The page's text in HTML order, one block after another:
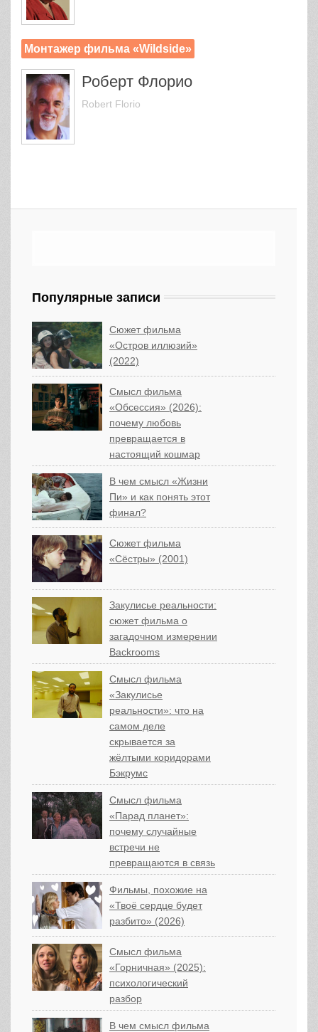
Монтажер фильма «Wildside»
Роберт Флорио
Robert Florio
Популярные записи
Сюжет фильма
«Остров иллюзий»
(2022)
Смысл фильма
«Обсессия» (2026):
почему любовь
превращается в
настоящий кошмар
В чем смысл «Жизни
Пи» и как понять этот
финал?
Сюжет фильма
«Сёстры» (2001)
Закулисье реальности:
сюжет фильма о
загадочном измерении
Backrooms
Смысл фильма
«Закулисье
реальности»: что на
самом деле
скрывается за
жёлтыми коридорами
Бэкрумс
Смысл фильма
«Парад планет»:
почему случайные
встречи не
превращаются в связь
Фильмы, похожие на
«Твоё сердце будет
разбито» (2026)
Смысл фильма
«Горничная» (2025):
психологический
разбор
В чем смысл фильма